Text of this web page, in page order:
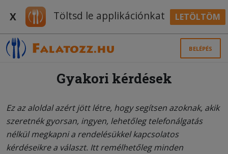
X Töltsd le applikációnkat LETÖLTÖM
BELÉPÉS
Gyakori kérdések
Ez az aloldal azért jött létre, hogy segítsen azoknak, akik
szeretnék gyorsan, ingyen, lehetőleg telefonálgatás
nélkül megkapni a rendelésükkel kapcsolatos
kérdéseikre a választ. Itt remélhetőleg minden